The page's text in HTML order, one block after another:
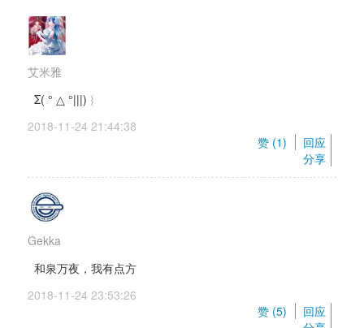
艾米雅
Σ( ° △ °|||)︴
2018-11-24 21:44:38
赞 (1)
回应
分享
Gekka
和泉万夜，我有点方
2018-11-24 23:53:26
赞 (5)
回应